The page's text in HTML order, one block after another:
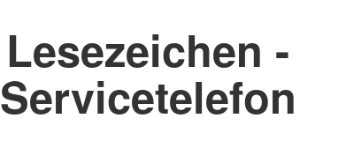
Lesezeichen -
Servicetelefon